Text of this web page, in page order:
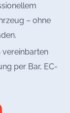
– ohne
vereinbarten
per Bar, EC-